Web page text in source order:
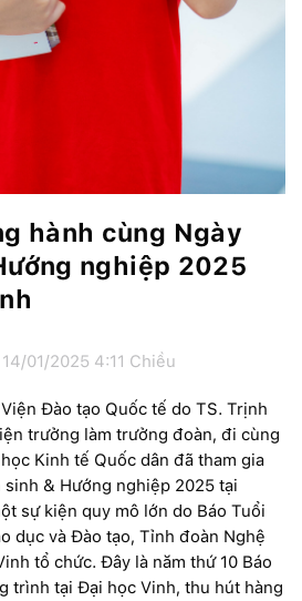
hành cùng Ngày
nghiệp 2025
01/2025 4:11 Chiều
Đào tạo Quốc tế do TS. Trịnh
trưởng làm trưởng đoàn, đi cùng
Kinh tế Quốc dân đã tham gia
sinh & Hướng nghiệp 2025 tại
sự kiện quy mô lớn do Báo Tuổi
dục và Đào tạo, Tỉnh đoàn Nghệ
tổ chức. Đây là năm thứ 10 Báo
trình tại Đại học Vinh, thu hút hàng